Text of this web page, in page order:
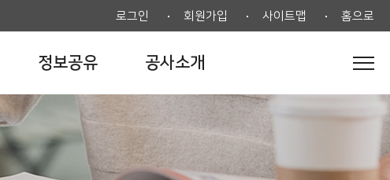
로그인 회원가입 사이트맵 홈으로
정보공유 공사소개